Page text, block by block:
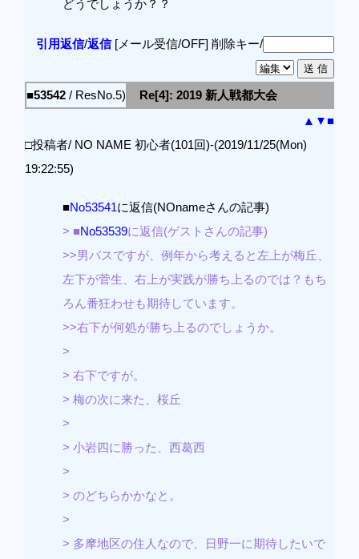
どうでしょうか？？
引用返信/返信[メール受信/OFF] 削除キー/
■53542 / ResNo.5)
Re[4]: 2019 新人戦都大会
▲ ▼■
□投稿者/ NO NAME 初心者(101回)-(2019/11/25(Mon)
19:22:55)
■No53541に返信(NOnameさんの記事)
> ■No53539に返信(ゲストさんの記事)
>>男バスですが、例年から考えると左上が梅丘、
左下が菅生、右上が実践が勝ち上るのでは？もち
ろん番狂わせも期待しています。
>>右下が何処が勝ち上るのでしょうか。
>
> 右下ですが。
> 梅の次に来た、桜丘
>
> 小岩四に勝った、西葛西
>
> のどちらかかなと。
>
> 多摩地区の住人なので、日野一に期待したいで